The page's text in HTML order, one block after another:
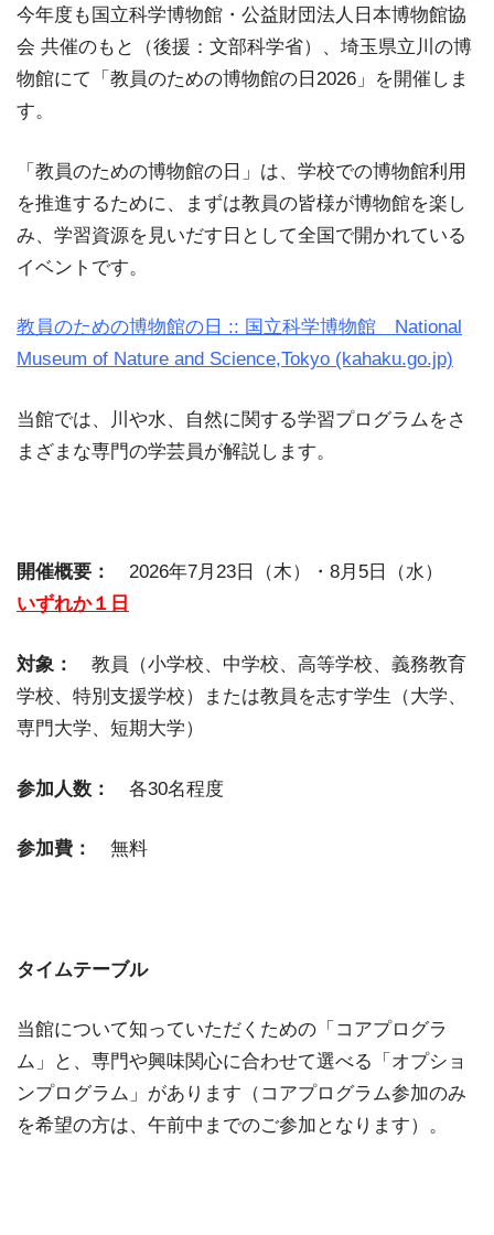
今年度も国立科学博物館・公益財団法人日本博物館協
会 共催のもと（後援：文部科学省）、埼玉県立川の博
物館にて「教員のための博物館の日2026」を開催しま
す。
「教員のための博物館の日」は、学校での博物館利用
を推進するために、まずは教員の皆様が博物館を楽し
み、学習資源を見いだす日として全国で開かれている
イベントです。
教員のための博物館の日 :: 国立科学博物館 National
Museum of Nature and Science,Tokyo (kahaku.go.jp)
当館では、川や水、自然に関する学習プログラムをさ
まざまな専門の学芸員が解説します。
開催概要： 2026年7月23日（木）・8月5日（水）
いずれか１日
対象： 教員（小学校、中学校、高等学校、義務教育
学校、特別支援学校）または教員を志す学生（大学、
専門大学、短期大学）
参加人数： 各30名程度
参加費： 無料
タイムテーブル
当館について知っていただくための「コアプログラ
ム」と、専門や興味関心に合わせて選べる「オプショ
ンプログラム」があります（コアプログラム参加のみ
を希望の方は、午前中までのご参加となります）。